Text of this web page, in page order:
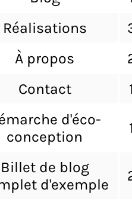
Réalisations
À propos
Contact
d'éco-
conception
Billet de blog
d'exemple